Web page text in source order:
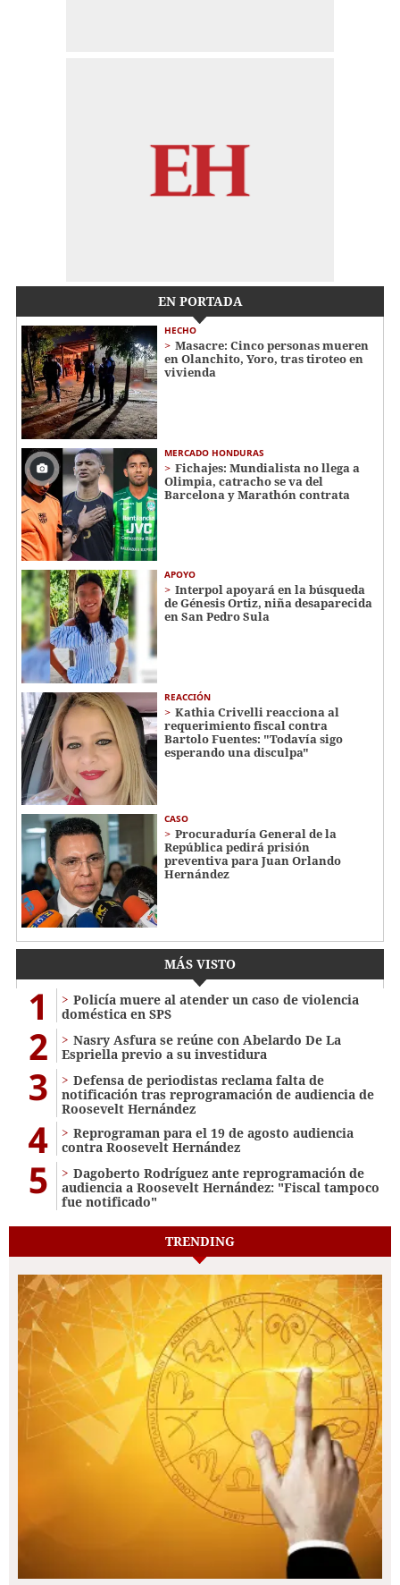
EN PORTADA
HECHO
Masacre: Cinco personas mueren
en Olanchito, Yoro, tras tiroteo en
vivienda
MERCADO HONDURAS
Fichajes: Mundialista no llega a
Olimpia, catracho se va del
Barcelona y Marathón contrata
APOYO
Interpol apoyará en la búsqueda
de Génesis Ortiz, niña desaparecida
en San Pedro Sula
REACCIÓN
Kathia Crivelli reacciona al
requerimiento fiscal contra
Bartolo Fuentes: "Todavía sigo
esperando una disculpa"
CASO
Procuraduría General de la
República pedirá prisión
preventiva para Juan Orlando
Hernández
MÁS VISTO
1
Policía muere al atender un caso de violencia
doméstica en SPS
2
Nasry Asfura se reúne con Abelardo De La
Espriella previo a su investidura
3
Defensa de periodistas reclama falta de
notificación tras reprogramación de audiencia de
Roosevelt Hernández
4
Reprograman para el 19 de agosto audiencia
contra Roosevelt Hernández
5
Dagoberto Rodríguez ante reprogramación de
audiencia a Roosevelt Hernández: "Fiscal tampoco
fue notificado"
TRENDING